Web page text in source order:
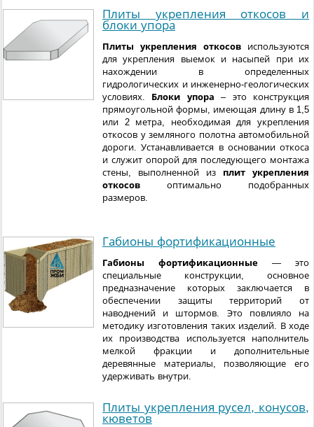
Плиты укрепления откосов и
блоки упора
Плиты укрепления откосов используются
для укрепления выемок и насыпей при их
нахождении в определенных
гидрологических и инженерно-геологических
условиях. Блоки упора – это конструкция
прямоугольной формы, имеющая длину в 1,5
или 2 метра, необходимая для укрепления
откосов у земляного полотна автомобильной
дороги. Устанавливается в основании откоса
и служит опорой для последующего монтажа
стены, выполненной из плит укрепления
откосов оптимально подобранных
размеров.
Габионы фортификационные
Габионы фортификационные — это
специальные конструкции, основное
предназначение которых заключается в
обеспечении защиты территорий от
наводнений и штормов. Это повлияло на
методику изготовления таких изделий. В ходе
их производства используется наполнитель
мелкой фракции и дополнительные
деревянные материалы, позволяющие его
удерживать внутри.
Плиты укрепления русел, конусов,
кюветов